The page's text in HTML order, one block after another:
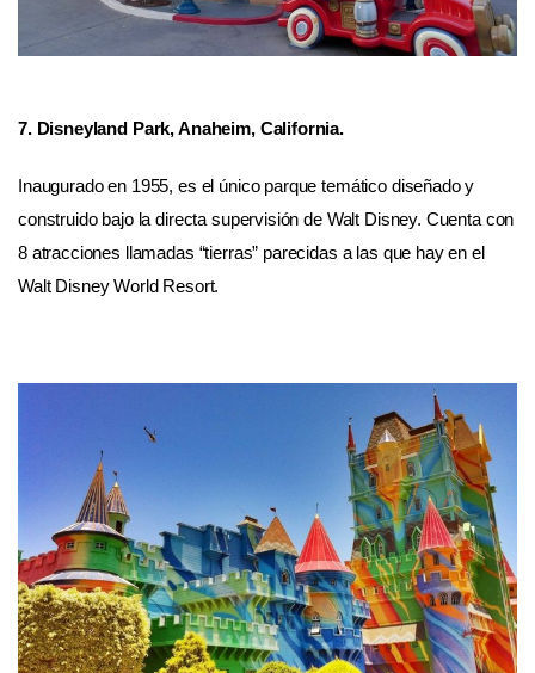
7. Disneyland Park, Anaheim, California.
Inaugurado en 1955, es el único parque temático diseñado y
construido bajo la directa supervisión de Walt Disney. Cuenta con
8 atracciones llamadas “tierras” parecidas a las que hay en el
Walt Disney World Resort.